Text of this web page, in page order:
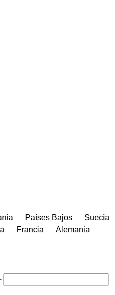
Países Bajos
Suecia
Francia
Alemania